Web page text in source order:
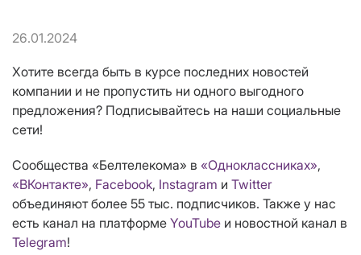
26.01.2024
Хотите всегда быть в курсе последних новостей
компании и не пропустить ни одного выгодного
предложения? Подписывайтесь на наши социальные
сети!
Сообщества «Белтелекома» в «Одноклассниках»,
«ВКонтакте», Facebook, Instagram и Twitter
объединяют более 55 тыс. подписчиков. Также у нас
есть канал на платформе YouTube и новостной канал в
Telegram!